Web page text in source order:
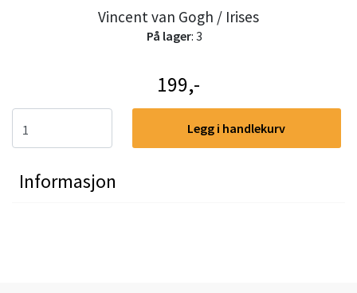
Vincent van Gogh / Irises
På lager: 3
199,-
Legg i handlekurv
Informasjon